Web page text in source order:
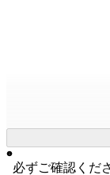
必ずご確認くだ